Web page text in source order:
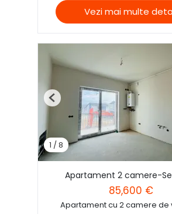
Vezi mai multe
1 /8
Previous
Apartament 2 camere-
85,600 €
Apartament cu 2 camere de